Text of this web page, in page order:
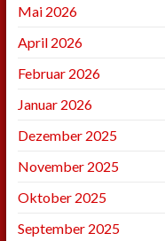
Mai 2026
April 2026
Februar 2026
Januar 2026
Dezember 2025
November 2025
Oktober 2025
September 2025